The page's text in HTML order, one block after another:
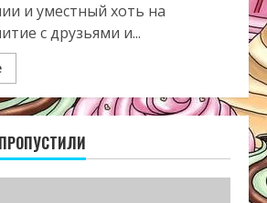
и уместный хоть на
с друзьями и...